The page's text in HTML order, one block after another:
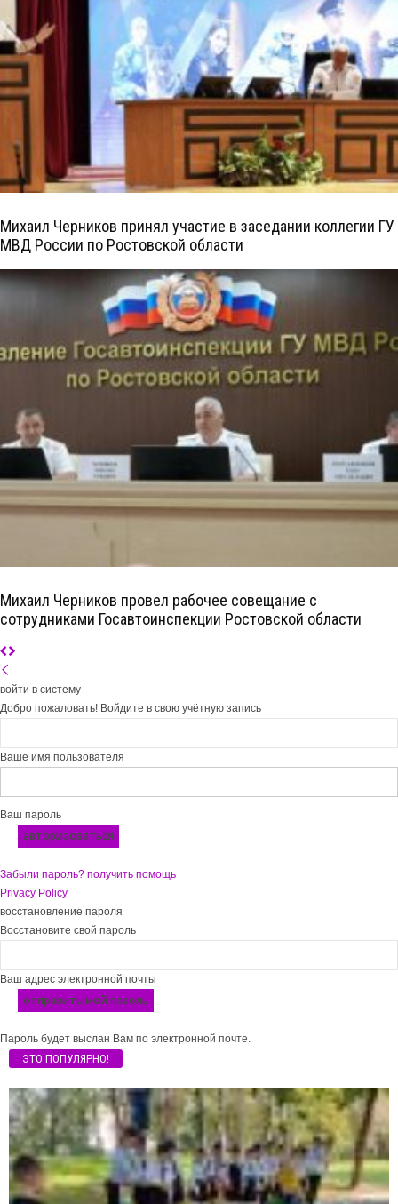
Михаил Черников принял участие в заседании коллегии ГУ
МВД России по Ростовской области
Михаил Черников провел рабочее совещание с
сотрудниками Госавтоинспекции Ростовской области
войти в систему
Добро пожаловать! Войдите в свою учётную запись
Ваше имя пользователя
Ваш пароль
Забыли пароль? получить помощь
Privacy Policy
восстановление пароля
Восстановите свой пароль
Ваш адрес электронной почты
Пароль будет выслан Вам по электронной почте.
ЭТО ПОПУЛЯРНО!